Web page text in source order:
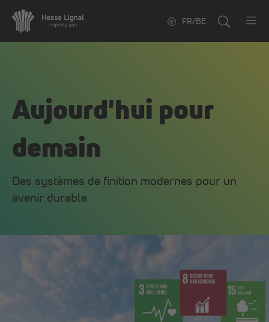
FR/BE
Aujourd'hui pour
demain
Des systèmes de finition modernes pour un
avenir durable